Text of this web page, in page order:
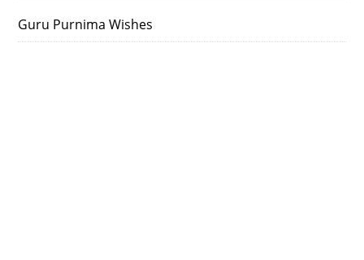
Guru Purnima Wishes